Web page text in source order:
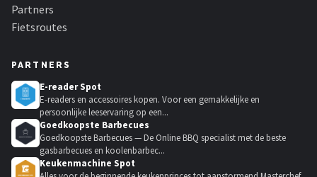
Partners
Fietsroutes
PARTNERS
E-reader Spot
E-readers en accessoires kopen. Voor een gemakkelijke en
persoonlijke leeservaring op een...
Goedkoopste Barbecues
Goedkoopste Barbecues — De Online BBQ specialist met de beste
gasbarbecues en koolenbarbec...
Keukenmachine Spot